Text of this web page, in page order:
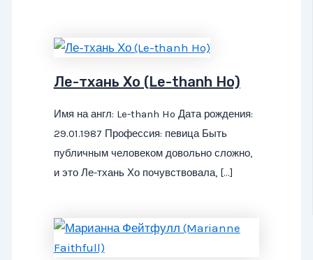
Ле-тхань Хо (Le-thanh Ho)
Имя на англ: Le-thanh Ho Дата рождения:
29.01.1987 Профессия: певица Быть
публичным человеком довольно сложно,
и это Ле-тхань Хо почувствовала, […]